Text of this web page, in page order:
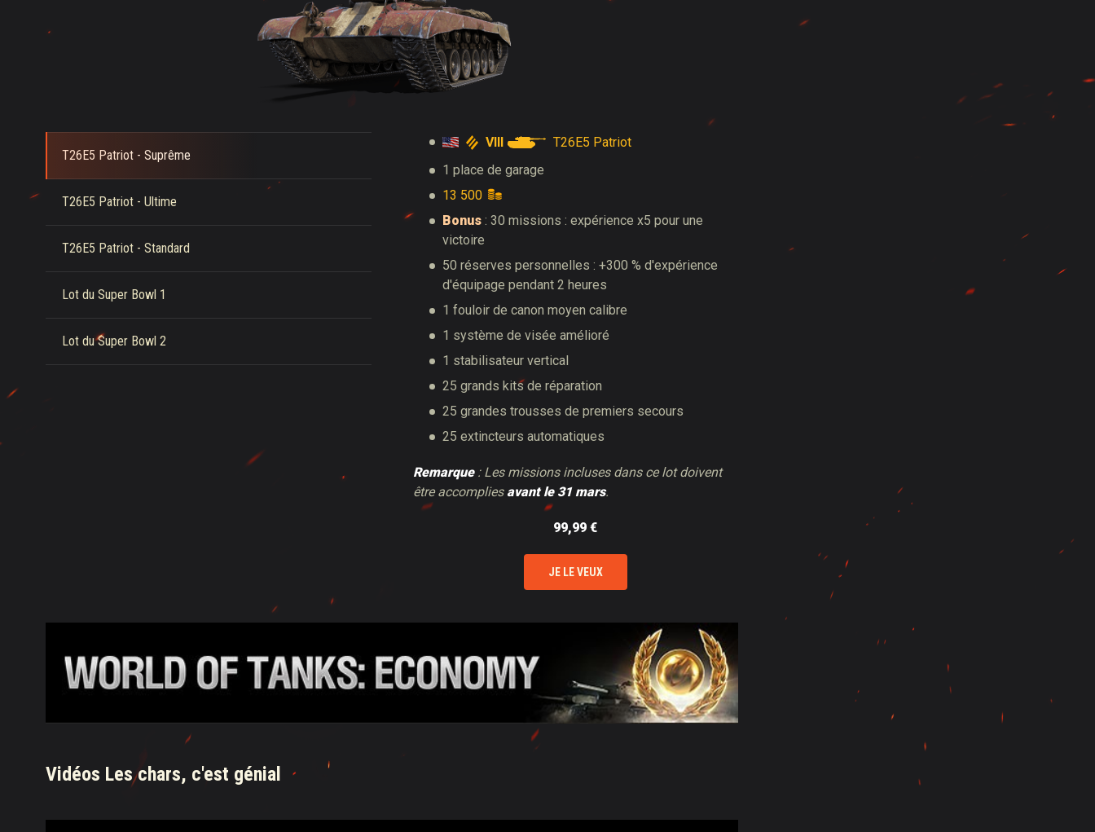
T26E5 Patriot - Suprême
T26E5 Patriot - Ultime
T26E5 Patriot - Standard
Lot du Super Bowl 1
Lot du Super Bowl 2
VIII
T26E5 Patriot
1 place de garage
13 500
Bonus: 30 missions : expérience x5 pour une
victoire
50 réserves personnelles : +300 % d'expérience
d'équipage pendant 2 heures
1 fouloir de canon moyen calibre
1 système de visée amélioré
1 stabilisateur vertical
25 grands kits de réparation
25 grandes trousses de premiers secours
25 extincteurs automatiques
Remarque: Les missions incluses dans ce lot doivent
être accomplies avant le 31 mars.
99,99 €
JE LE VEUX
Vidéos Les chars, c'est génial